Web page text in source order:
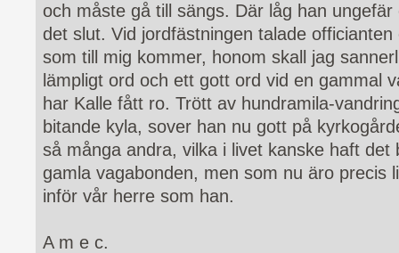
och måste gå till sängs. Där låg han
det slut. Vid jordfästningen talade officianten
som till mig kommer, honom skall jag
lämpligt ord och ett gott ord vid en gammal
har Kalle fått ro. Trött av hundramila-
bitande kyla, sover han nu gott på
så många andra, vilka i livet kanske haft det
gamla vagabonden, men som nu äro precis
inför vår herre som han.
A m e c.